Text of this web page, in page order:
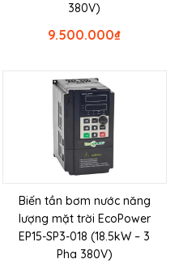
380V)
₫
9.500.000
Biến tần bơm nước năng
lượng mặt trời EcoPower
EP15-SP3-018 (18.5kW – 3
Pha 380V)